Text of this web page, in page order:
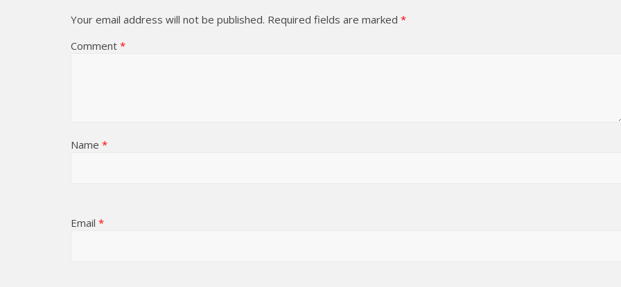
Your email address will not be published. Required fields are marked *
Comment *
Name *
Email *